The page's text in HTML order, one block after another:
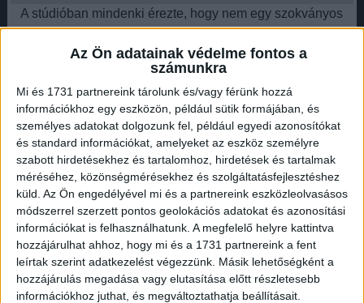
Az Ön adatainak védelme fontos a
számunkra
Mi és 1731 partnereink tárolunk és/vagy férünk hozzá
információkhoz egy eszközön, például sütik formájában, és
személyes adatokat dolgozunk fel, például egyedi azonosítókat
és standard információkat, amelyeket az eszköz személyre
szabott hirdetésekhez és tartalomhoz, hirdetések és tartalmak
méréséhez, közönségmérésekhez és szolgáltatásfejlesztéshez
küld. Az Ön engedélyével mi és a partnereink eszközleolvasásos
módszerrel szerzett pontos geolokációs adatokat és azonosítási
információkat is felhasználhatunk. A megfelelő helyre kattintva
hozzájárulhat ahhoz, hogy mi és a 1731 partnereink a fent
leírtak szerint adatkezelést végezzünk. Másik lehetőségként a
hozzájárulás megadása vagy elutasítása előtt részletesebb
információkhoz juthat, és megváltoztathatja beállításait.
A stúdióban mindenki érezte, hogy nem egy szokványos
elköszönés zajlik, hanem egy korszak zárul le a szemük
előtt.
Meglepetéssel készültek a kollégák, Emília teljesen
összeomlottA búcsú pillanatait még fájdalmasabbá és
szebbé tette, hogy kollégái külön meglepetéssel készültek
számára. Krug Emília annyira meghatódott, hogy az utolsó
percekben már szinte szóhoz sem jutott, az adás után
pedig kollégái karjaiban tört ki belőle minden érzelem.
Hirdetés